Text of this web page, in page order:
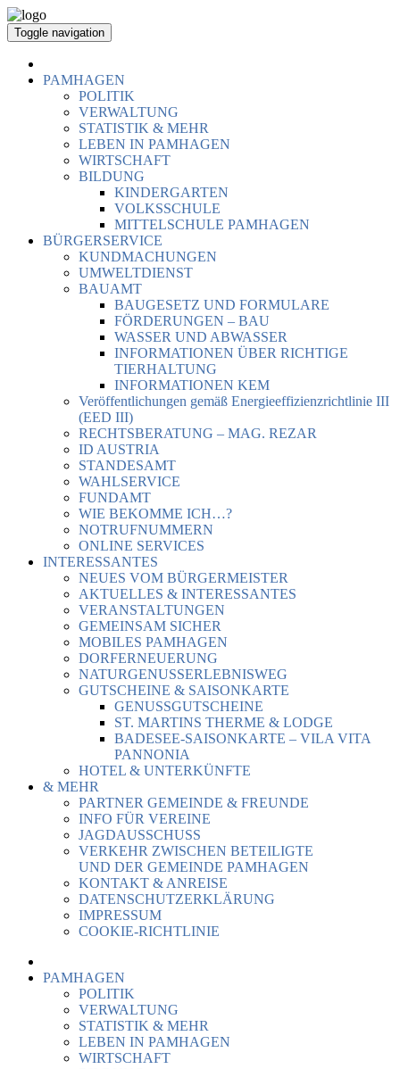
Toggle navigation
PAMHAGEN
POLITIK
VERWALTUNG
STATISTIK & MEHR
LEBEN IN PAMHAGEN
WIRTSCHAFT
BILDUNG
KINDERGARTEN
VOLKSSCHULE
MITTELSCHULE PAMHAGEN
BÜRGERSERVICE
KUNDMACHUNGEN
UMWELTDIENST
BAUAMT
BAUGESETZ UND FORMULARE
FÖRDERUNGEN – BAU
WASSER UND ABWASSER
INFORMATIONEN ÜBER RICHTIGE
TIERHALTUNG
INFORMATIONEN KEM
Veröffentlichungen gemäß Energieeffizienzrichtlinie III
(EED III)
RECHTSBERATUNG – MAG. REZAR
ID AUSTRIA
STANDESAMT
WAHLSERVICE
FUNDAMT
WIE BEKOMME ICH…?
NOTRUFNUMMERN
ONLINE SERVICES
INTERESSANTES
NEUES VOM BÜRGERMEISTER
AKTUELLES & INTERESSANTES
VERANSTALTUNGEN
GEMEINSAM SICHER
MOBILES PAMHAGEN
DORFERNEUERUNG
NATURGENUSSERLEBNISWEG
GUTSCHEINE & SAISONKARTE
GENUSSGUTSCHEINE
ST. MARTINS THERME & LODGE
BADESEE-SAISONKARTE – VILA VITA
PANNONIA
HOTEL & UNTERKÜNFTE
& MEHR
PARTNER GEMEINDE & FREUNDE
INFO FÜR VEREINE
JAGDAUSSCHUSS
VERKEHR ZWISCHEN BETEILIGTE
UND DER GEMEINDE PAMHAGEN
KONTAKT & ANREISE
DATENSCHUTZERKLÄRUNG
IMPRESSUM
COOKIE-RICHTLINIE
PAMHAGEN
POLITIK
VERWALTUNG
STATISTIK & MEHR
LEBEN IN PAMHAGEN
WIRTSCHAFT